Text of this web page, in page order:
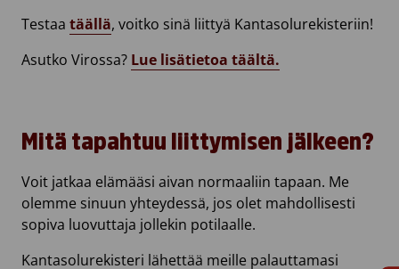
Testaa täällä, voitko sinä liittyä Kantasolurekisteriin!
Asutko Virossa? Lue lisätietoa täältä.
Mitä tapahtuu liittymisen jälkeen?
Voit jatkaa elämääsi aivan normaaliin tapaan. Me
olemme sinuun yhteydessä, jos olet mahdollisesti
sopiva luovuttaja jollekin potilaalle.
Kantasolurekisteri lähettää meille palauttamasi